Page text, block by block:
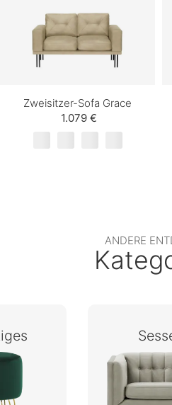
Zweisitzer-Sofa Grace
1.079 €
ANDERE